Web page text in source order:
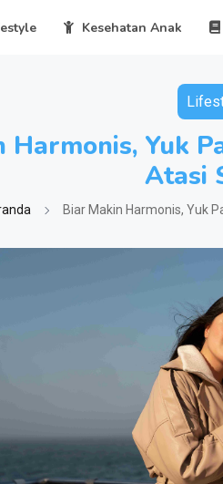
Kesehatan Anak
Harmonis, Yuk
Atasi
Biar Makin Harmonis, Yuk